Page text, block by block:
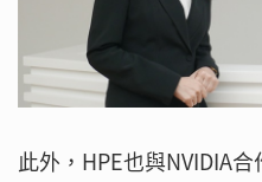
此外，HPE也與NVIDIA